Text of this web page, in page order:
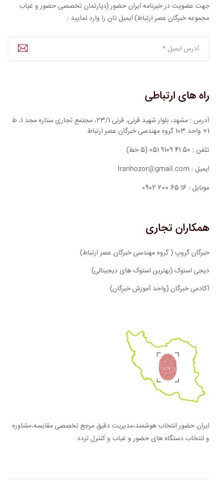
جهت عضویت در خبرنامه ایران حضور (دپارتمان تخصصی حضور و غیاب
مجموعه خبرگان عصر ارتباط) ایمیل تان را وارد نمایید :
راه های ارتباطی
آدرس : مشهد، بلوار شهید قرنی، قرنی 23/1، مجتمع تجاری ستاره مجد 1، ط
1+ واحد 103 گروه مهندسی خبرگان عصر ارتباط
تلفن : 50 41 9109 051 (5 خط)
ایمیل : Iranhozor@gmail.com
موبایل : 16 65 200 0902
همکاران تجاری
خبرگان گروپ ( گروه مهندسی خبرگان عصر ارتباط)
دیجی استوک (بهترین استوک های دیجیتالی)
آکادمی خبرگان (واحد آموزش خبرگان)
ایران حضور انتخاب هوشمند،مدیریت دقیق مرجع تخصصی مقایسه،مشاوره
و انتخاب دستگاه های حضور و غیاب و کنترل تردد